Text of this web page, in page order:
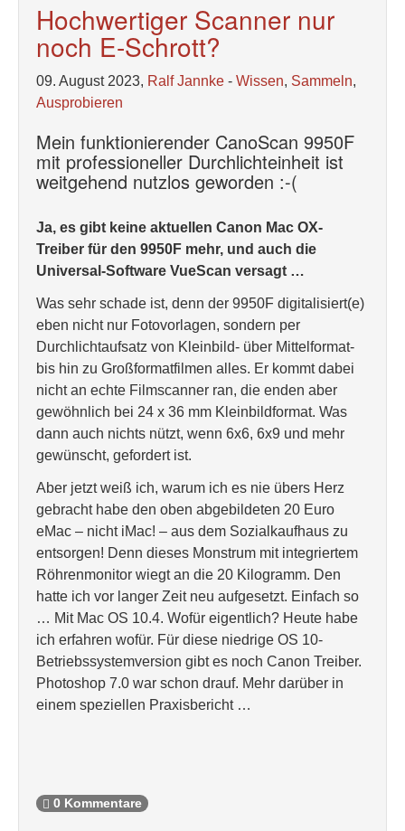
Hochwertiger Scanner nur
noch E-Schrott?
09. August 2023, Ralf Jannke - Wissen, Sammeln,
Ausprobieren
Mein funktionierender CanoScan 9950F
mit professioneller Durchlichteinheit ist
weitgehend nutzlos geworden :-(
Ja, es gibt keine aktuellen Canon Mac OX-
Treiber für den 9950F mehr, und auch die
Universal-Software VueScan versagt …
Was sehr schade ist, denn der 9950F digitalisiert(e)
eben nicht nur Fotovorlagen, sondern per
Durchlichtaufsatz von Kleinbild- über Mittelformat-
bis hin zu Großformatfilmen alles. Er kommt dabei
nicht an echte Filmscanner ran, die enden aber
gewöhnlich bei 24 x 36 mm Kleinbildformat. Was
dann auch nichts nützt, wenn 6x6, 6x9 und mehr
gewünscht, gefordert ist.
Aber jetzt weiß ich, warum ich es nie übers Herz
gebracht habe den oben abgebildeten 20 Euro
eMac – nicht iMac! – aus dem Sozialkaufhaus zu
entsorgen! Denn dieses Monstrum mit integriertem
Röhrenmonitor wiegt an die 20 Kilogramm. Den
hatte ich vor langer Zeit neu aufgesetzt. Einfach so
… Mit Mac OS 10.4. Wofür eigentlich? Heute habe
ich erfahren wofür. Für diese niedrige OS 10-
Betriebssystemversion gibt es noch Canon Treiber.
Photoshop 7.0 war schon drauf. Mehr darüber in
einem speziellen Praxisbericht …
0 Kommentare